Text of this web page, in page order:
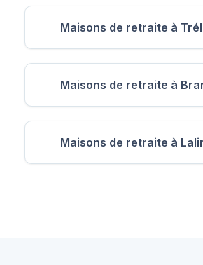
Maisons de retraite à
Maisons de retraite à
Maisons de retraite à